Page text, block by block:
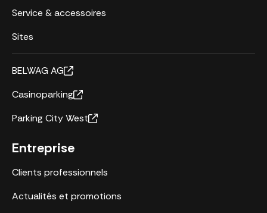
Service & accessoires
Sites
BELWAG AG
Casinoparking
Parking City West
Entreprise
Clients professionnels
Actualités et promotions